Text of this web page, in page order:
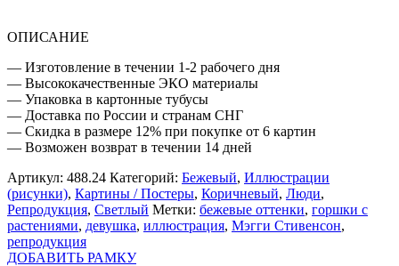
ОПИСАНИЕ
— Изготовление в течении 1-2 рабочего дня
— Высококачественные ЭКО материалы
— Упаковка в картонные тубусы
— Доставка по России и странам СНГ
— Скидка в размере 12% при покупке от 6 картин
— Возможен возврат в течении 14 дней
Артикул: 488.24 Категорий: Бежевый, Иллюстрации
(рисунки), Картины / Постеры, Коричневый, Люди,
Репродукция, Светлый Метки: бежевые оттенки, горшки с
растениями, девушка, иллюстрация, Мэгги Стивенсон,
репродукция
ДОБАВИТЬ РАМКУ